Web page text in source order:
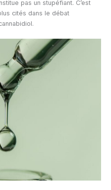
pas un stupéfiant. C’est
cités dans le débat